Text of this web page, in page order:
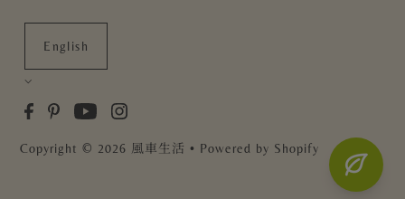
Copyright© 2026 風車生活 • Powered by Shopify
English